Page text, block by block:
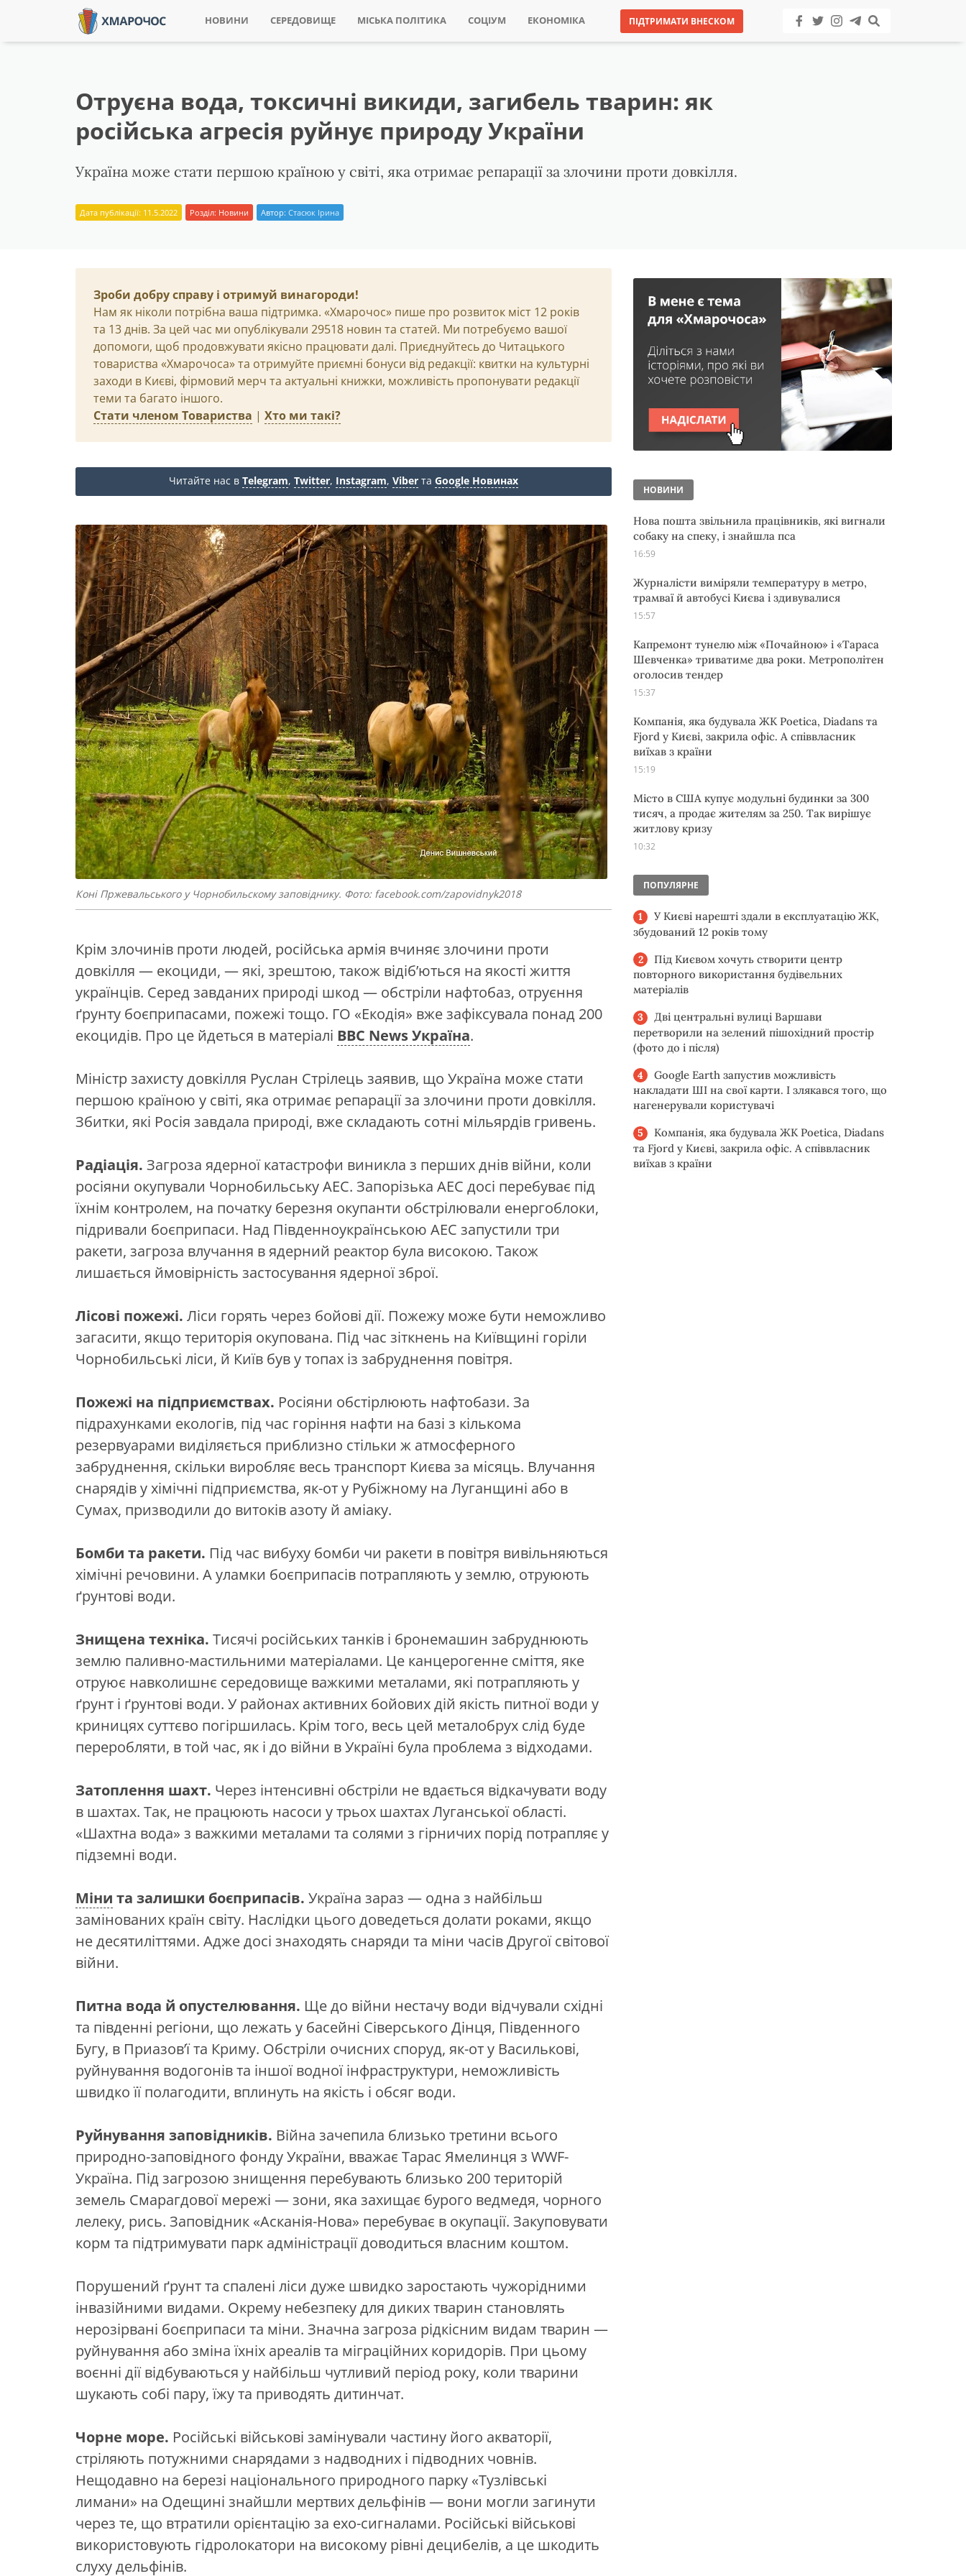
НОВИНИ СЕРЕДОВИЩЕ МІСЬКА ПОЛІТИКА СОЦІУМ ЕКОНОМІКА ПІДТРИМАТИ ВНЕСКОМ
Отруєна вода, токсичні викиди, загибель тварин: як
російська агресія руйнує природу України
Україна може стати першою країною у світі, яка отримає репарації за злочини проти довкілля.
Дата публікації: 11.5.2022 Розділ: Новини Автор: Стасюк Ірина
Зроби добру справу і отримуй винагороди!
Нам як ніколи потрібна ваша підтримка. «Хмарочос» пише про розвиток міст 12 років
та 13 днів. За цей час ми опублікували 29518 новин та статей. Ми потребуємо вашої
допомоги, щоб продовжувати якісно працювати далі. Приєднуйтесь до Читацького
товариства «Хмарочоса» та отримуйте приємні бонуси від редакції: квитки на культурні
заходи в Києві, фірмовий мерч та актуальні книжки, можливість пропонувати редакції
теми та багато іншого.
Стати членом Товариства | Хто ми такі?
Читайте нас в Telegram, Twitter, Instagram, Viber та Google Новинах
Коні Пржевальського у Чорнобильскому заповіднику. Фото: facebook.com/zapovidnyk2018
Крім злочинів проти людей, російська армія вчиняє злочини проти
довкілля — екоциди, — які, зрештою, також відіб’ються на якості життя
українців. Серед завданих природі шкод — обстріли нафтобаз, отруєння
ґрунту боєприпасами, пожежі тощо. ГО «Екодія» вже зафіксувала понад 200
екоцидів. Про це йдеться в матеріалі BBC News Україна.
Міністр захисту довкілля Руслан Стрілець заявив, що Україна може стати
першою країною у світі, яка отримає репарації за злочини проти довкілля.
Збитки, які Росія завдала природі, вже складають сотні мільярдів гривень.
Радіація. Загроза ядерної катастрофи виникла з перших днів війни, коли
росіяни окупували Чорнобильську АЕС. Запорізька АЕС досі перебуває під
їхнім контролем, на початку березня окупанти обстрілювали енергоблоки,
підривали боєприпаси. Над Південноукраїнською АЕС запустили три
ракети, загроза влучання в ядерний реактор була високою. Також
лишається ймовірність застосування ядерної зброї.
Лісові пожежі. Ліси горять через бойові дії. Пожежу може бути неможливо
загасити, якщо територія окупована. Під час зіткнень на Київщині горіли
Чорнобильські ліси, й Київ був у топах із забруднення повітря.
Пожежі на підприємствах. Росіяни обстірлюють нафтобази. За
підрахунками екологів, під час горіння нафти на базі з кількома
резервуарами виділяється приблизно стільки ж атмосферного
забруднення, скільки виробляє весь транспорт Києва за місяць. Влучання
снарядів у хімічні підприємства, як-от у Рубіжному на Луганщині або в
Сумах, призводили до витоків азоту й аміаку.
Бомби та ракети. Під час вибуху бомби чи ракети в повітря вивільняються
хімічні речовини. А уламки боєприпасів потрапляють у землю, отруюють
ґрунтові води.
Знищена техніка. Тисячі російських танків і бронемашин забруднюють
землю паливно-мастильними матеріалами. Це канцерогенне сміття, яке
отруює навколишнє середовище важкими металами, які потрапляють у
ґрунт і ґрунтові води. У районах активних бойових дій якість питної води у
криницях суттєво погіршилась. Крім того, весь цей металобрух слід буде
переробляти, в той час, як і до війни в Україні була проблема з відходами.
Затоплення шахт. Через інтенсивні обстріли не вдається відкачувати воду
в шахтах. Так, не працюють насоси у трьох шахтах Луганської області.
«Шахтна вода» з важкими металами та солями з гірничих порід потрапляє у
підземні води.
Міни та залишки боєприпасів. Україна зараз — одна з найбільш
замінованих країн світу. Наслідки цього доведеться долати роками, якщо
не десятиліттями. Адже досі знаходять снаряди та міни часів Другої світової
війни.
Питна вода й опустелювання. Ще до війни нестачу води відчували східні
та південні регіони, що лежать у басейні Сіверського Дінця, Південного
Бугу, в Приазов’ї та Криму. Обстріли очисних споруд, як-от у Василькові,
руйнування водогонів та іншої водної інфраструктури, неможливість
швидко її полагодити, вплинуть на якість і обсяг води.
Руйнування заповідників. Війна зачепила близько третини всього
природно-заповідного фонду України, вважає Тарас Ямелинця з WWF-
Україна. Під загрозою знищення перебувають близько 200 територій
земель Смарагдової мережі — зони, яка захищає бурого ведмедя, чорного
лелеку, рись. Заповідник «Асканія-Нова» перебуває в окупації. Закуповувати
корм та підтримувати парк адміністрації доводиться власним коштом.
Порушений ґрунт та спалені ліси дуже швидко заростають чужорідними
інвазійними видами. Окрему небезпеку для диких тварин становлять
нерозірвані боєприпаси та міни. Значна загроза рідкісним видам тварин —
руйнування або зміна їхніх ареалів та міграційних коридорів. При цьому
воєнні дії відбуваються у найбільш чутливий період року, коли тварини
шукають собі пару, їжу та приводять дитинчат.
Чорне море. Російські військові замінували частину його акваторії,
стріляють потужними снарядами з надводних і підводних човнів.
Нещодавно на березі національного природного парку «Тузлівські
лимани» на Одещині знайшли мертвих дельфінів — вони могли загинути
через те, що втратили орієнтацію за ехо-сигналами. Російські військові
використовують гідролокатори на високому рівні децибелів, а це шкодить
слуху дельфінів.
НОВИНИ
Нова пошта звільнила працівників, які вигнали
собаку на спеку, і знайшла пса
16:59
Журналісти виміряли температуру в метро,
трамваї й автобусі Києва і здивувалися
15:57
Капремонт тунелю між «Почайною» і «Тараса
Шевченка» триватиме два роки. Метрополітен
оголосив тендер
15:37
Компанія, яка будувала ЖК Poetica, Diadans та
Fjord у Києві, закрила офіс. А співвласник
виїхав з країни
15:19
Місто в США купує модульні будинки за 300
тисяч, а продає жителям за 250. Так вирішує
житлову кризу
10:32
ПОПУЛЯРНЕ
У Києві нарешті здали в експлуатацію ЖК,
збудований 12 років тому
Під Києвом хочуть створити центр
повторного використання будівельних
матеріалів
Дві центральні вулиці Варшави
перетворили на зелений пішохідний простір
(фото до і після)
Google Earth запустив можливість
накладати ШІ на свої карти. І злякався того, що
нагенерували користувачі
Компанія, яка будувала ЖК Poetica, Diadans
та Fjord у Києві, закрила офіс. А співвласник
виїхав з країни